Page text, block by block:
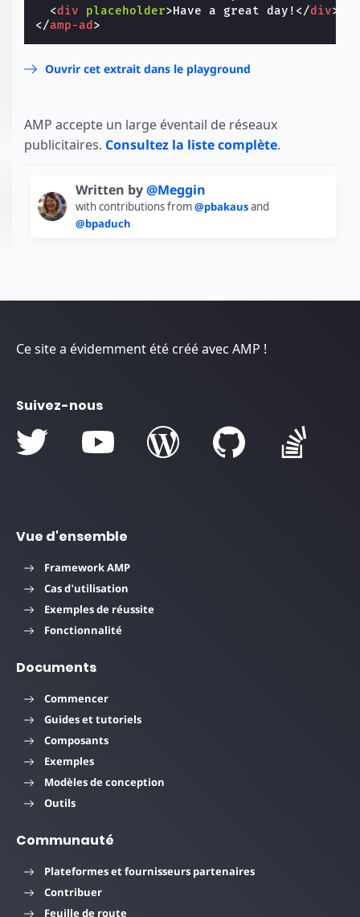
<div placeholder>Have a great day! </div>
</amp-ad >
Ouvrir cet extrait dans le playground
AMP accepte un large éventail de réseaux
publicitaires. Consultez la liste complète.
Written by@Meggin
with contributions from@pbakausand
@bpaduch
Ce site a évidemment été créé avec AMP !
Suivez-nous
Vue d'ensemble
Framework AMP
Cas d'utilisation
Exemples de réussite
Fonctionnalité
Documents
Commencer
Guides et tutoriels
Composants
Exemples
Modèles de conception
Outils
Communauté
Plateformes et fournisseurs partenaires
Contribuer
Feuille de route